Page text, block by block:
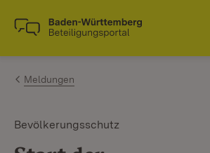
Zum Inhalt springen
Link zur Startseite
Meldungen
Bevölkerungsschutz